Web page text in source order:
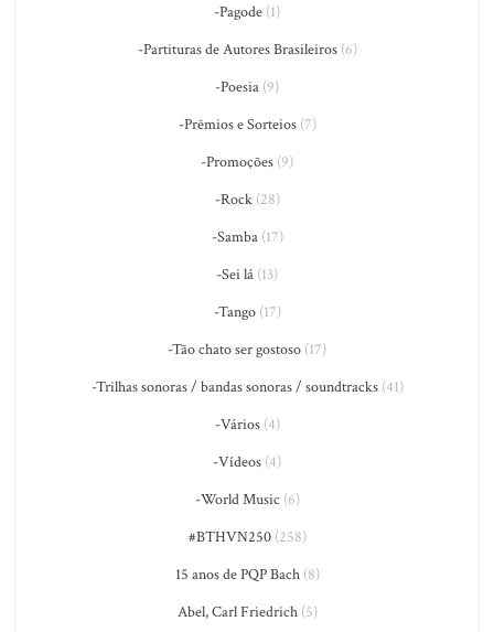
-Pagode (1)
-Partituras de Autores Brasileiros(6)
-Poesia (9)
-Prêmios e Sorteios(7)
-Promoções (9)
-Rock(28)
-Samba(17)
-Sei lá (13)
-Tango(17)
-Tão chato ser gostoso (17)
-Trilhas sonoras / bandas sonoras / soundtracks(41)
-Vários(4)
-Vídeos (4)
-World Music (6)
#BTHVN250(258)
15 anos de PQP Bach(8)
Abel, Carl Friedrich(5)